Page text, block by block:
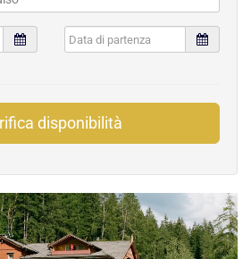
disponibilità